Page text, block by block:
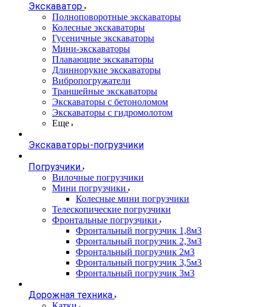
Экскаватор
Полноповоротные экскаваторы
Колесные экскаваторы
Гусеничные экскаваторы
Мини-экскаваторы
Плавающие экскаваторы
Длиннорукие экскаваторы
Вибропогружатели
Траншейные экскаваторы
Экскаваторы с бетоноломом
Экскаваторы с гидромолотом
Еще
Экскаваторы-погрузчики
Погрузчики
Вилочные погрузчики
Мини погрузчики
Колесные мини погрузчики
Телескопические погрузчики
Фронтальные погрузчики
Фронтальный погрузчик 1,8м3
Фронтальный погрузчик 2,3м3
Фронтальный погрузчик 2м3
Фронтальный погрузчик 3,5м3
Фронтальный погрузчик 3м3
Дорожная техника